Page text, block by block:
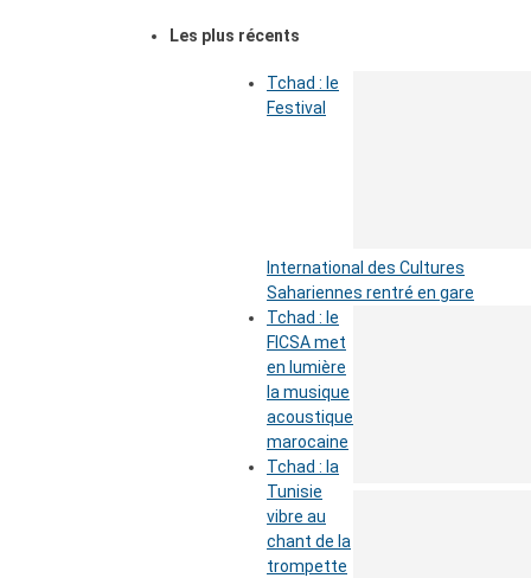
Les plus récents
Tchad : le
Festival
International des Cultures
Sahariennes rentré en gare
Tchad : le
FICSA met
en lumière
la musique
acoustique
marocaine
Tchad : la
Tunisie
vibre au
chant de la
trompette